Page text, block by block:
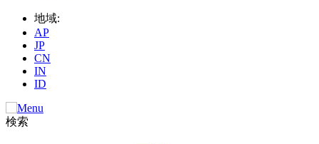
地域:
AP
JP
CN
IN
ID
検索